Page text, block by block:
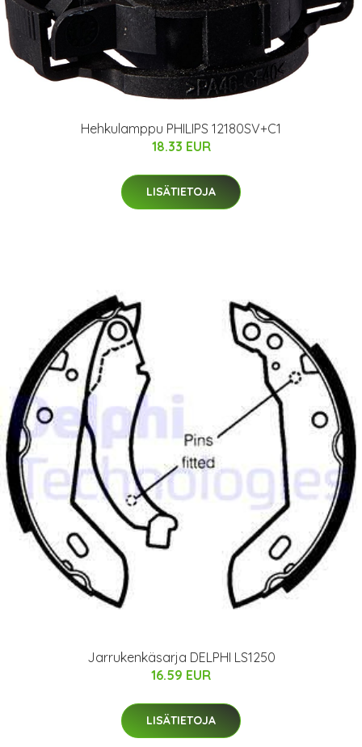
Hehkulamppu PHILIPS 12180SV+C1
18.33 EUR
LISÄTIETOJA
Jarrukenkäsarja DELPHI LS1250
16.59 EUR
LISÄTIETOJA